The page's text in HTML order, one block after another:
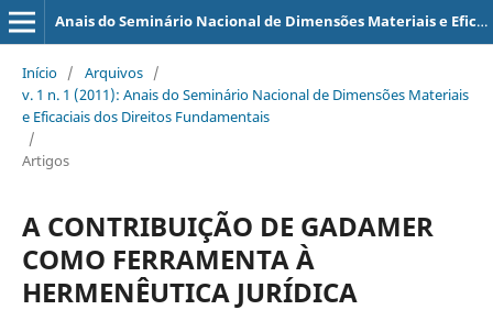
Anais do Seminário Nacional de Dimensões Materiais e Eficaciais dos Direitos Fundamentais
Início / Arquivos /
v. 1 n. 1 (2011): Anais do Seminário Nacional de Dimensões Materiais
e Eficaciais dos Direitos Fundamentais
/
Artigos
A CONTRIBUIÇÃO DE GADAMER
COMO FERRAMENTA À
HERMENÊUTICA JURÍDICA